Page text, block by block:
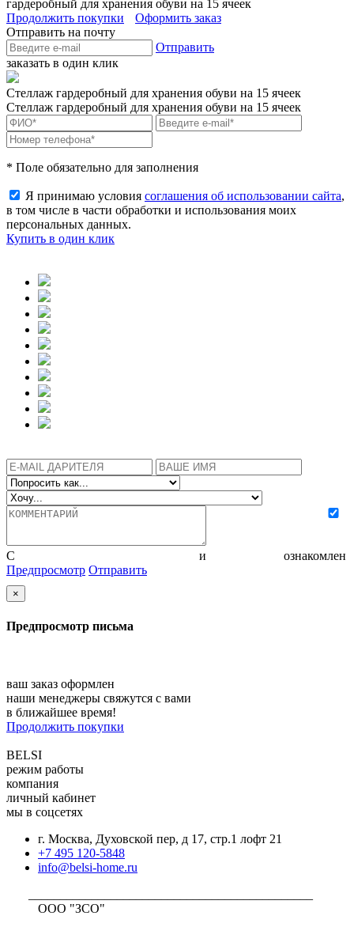
гардеробный для хранения обуви на 15 ячеек
Продолжить покупки
Оформить заказ
Отправить на почту
Отправить
заказать в один клик
Стеллаж гардеробный для хранения обуви на 15 ячеек
Стеллаж гардеробный для хранения обуви на 15 ячеек
* Поле обязательно для заполнения
Я принимаю условия соглашения об использовании сайта,
в том числе в части обработки и использования моих
персональных данных.
Купить в один клик
С и
ознакомлен
Предпросмотр Отправить
×
Предпросмотр письма
ваш заказ оформлен
наши менеджеры свяжутся с вами
в ближайшее время!
Продолжить покупки
BELSI
режим работы
компания
личный кабинет
мы в соцсетях
г. Москва, Духовской пер, д 17, стр.1 лофт 21
+7 495 120-5848
info@belsi-home.ru
ООО "ЗСО"